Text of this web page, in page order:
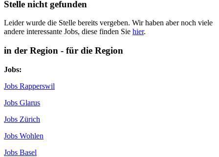
Stelle nicht gefunden
Leider wurde die Stelle bereits vergeben. Wir haben aber noch viele
andere interessante Jobs, diese finden Sie hier.
in der Region - für die Region
Jobs:
Jobs Rapperswil
Jobs Glarus
Jobs Zürich
Jobs Wohlen
Jobs Basel